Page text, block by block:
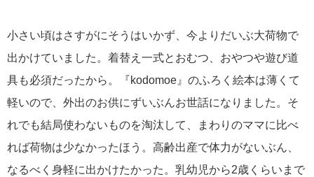
小さい頃はさすがにそうはいかず、今よりだいぶ大荷物で
出かけていました。着替え一式とおむつ、おやつや遊び道
具も必須だったから。『kodomoe』のふろく絵本は薄くて
軽いので、外出のお供にずいぶんお世話になりました。そ
れでも結局使わないものを淘汰して、まわりのママに比べ
れば荷物は少なかったほう。高齢出産で体力がないぶん、
なるべく身軽に出かけたかった。乳幼児から2歳くらいまで